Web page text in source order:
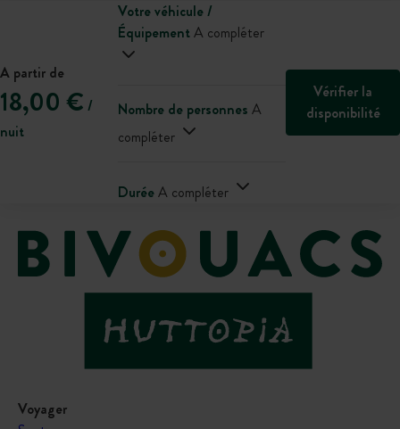
A partir de
18,00 € /
nuit
Votre véhicule /
ÉquipementA compléter
Nombre de personnes A
compléter
DuréeA compléter
Vérifier la
disponibilité
Voyager